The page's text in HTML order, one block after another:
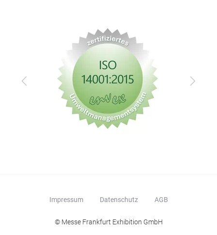
Zurück Vor
Impressum Datenschutz AGB
© Messe Frankfurt Exhibition GmbH